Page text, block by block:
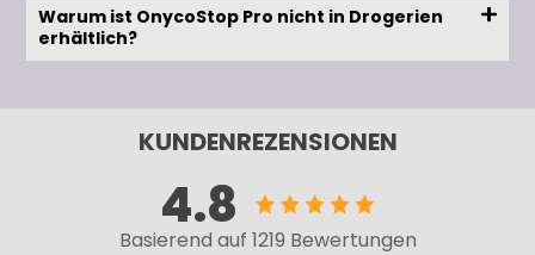
Warum ist OnycoStop Pro nicht in Drogerien
erhältlich?
KUNDENREZENSIONEN
4.8
Basierend auf 1219 Bewertungen